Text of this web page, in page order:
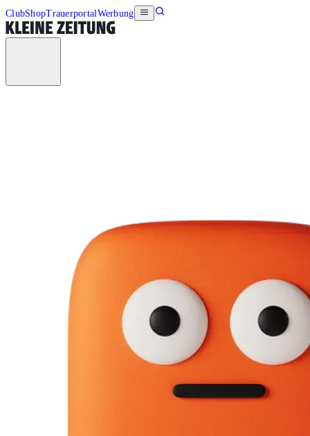
ClubShopTrauerportalWerbung